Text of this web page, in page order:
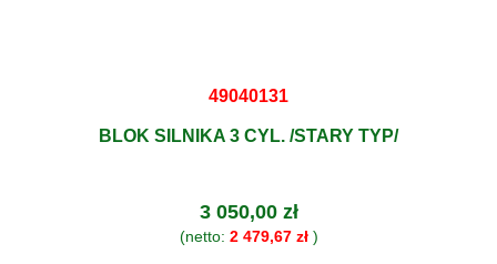
49040131
BLOK SILNIKA 3 CYL. /STARY TYP/
3 050,00 zł
(netto: 2 479,67 zł)